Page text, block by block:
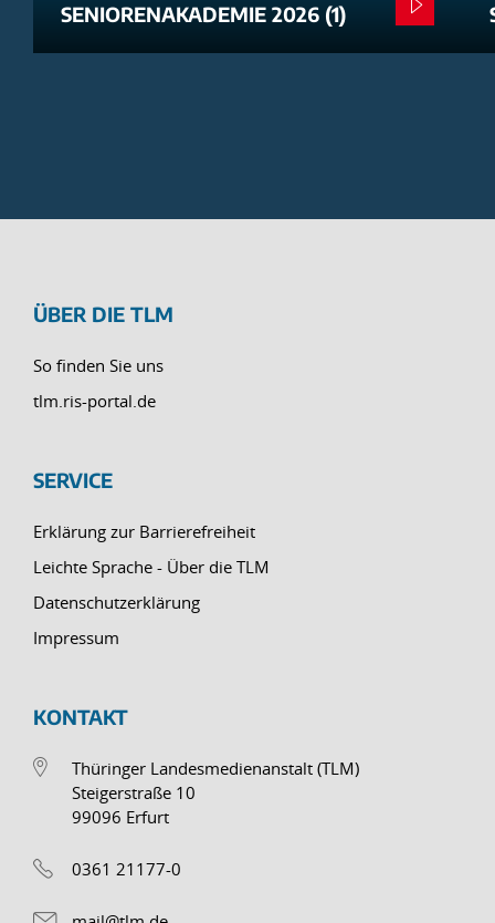
SENIORENAKADEMIE 2026 (1)
ÜBER DIE TLM
So finden Sie uns
tlm.ris-portal.de
SERVICE
Erklärung zur Barrierefreiheit
Leichte Sprache - Über die TLM
Datenschutzerklärung
Impressum
KONTAKT
Thüringer Landesmedienanstalt (TLM)
Steigerstraße 10
99096 Erfurt
0361 21177-0